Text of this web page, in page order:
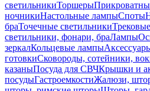
светильникиТоршеры
ночникиНастольные лампыСпоты
браТочечные светильники
светильники, фонари, браЛампы
зеркалКольцевые лампы
готовкиСковороды, сотейники,
казаныПосуда для СВЧКрышки и
посудыГастроемкостиЖалюзи,